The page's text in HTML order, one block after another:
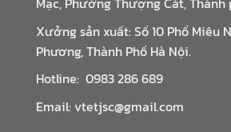
Xưởng sản xuất: Số 10 Phố Miêu
Phương, Thành Phố Hà Nội.
Hotline: 0983 286 689
Email: vtetjsc@gmail.com